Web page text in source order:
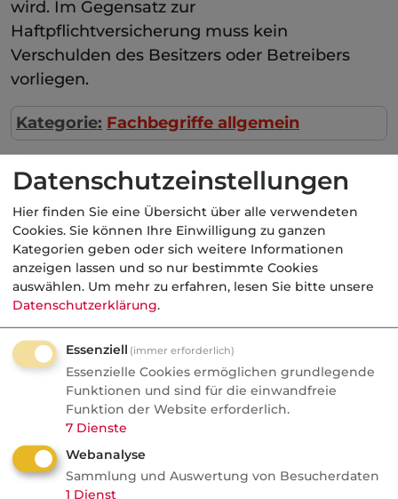
wird. Im Gegensatz zur
Haftpflichtversicherung muss kein
Verschulden des Besitzers oder Betreibers
vorliegen.
Kategorie: Fachbegriffe allgemein
AktuelleNachrichten
07.08.2026
FONDS professionell
Studie: Ungleiche
Besteuerung begünstigte
Französische Revolution
Politik
Anzeige
Datenschutzeinstellungen
Hier finden Sie eine Übersicht über alle verwendeten
Cookies. Sie können Ihre Einwilligung zu ganzen
Kategorien geben oder sich weitere Informationen
anzeigen lassen und so nur bestimmte Cookies
auswählen. Um mehr zu erfahren, lesen Sie bitte unsere
Datenschutzerklärung.
Essenziell (immer erforderlich)
Essenzielle Cookies ermöglichen grundlegende
Funktionen und sind für die einwandfreie
Funktion der Website erforderlich.
7 Dienste
Webanalyse
Sammlung und Auswertung von Besucherdaten
1 Dienst